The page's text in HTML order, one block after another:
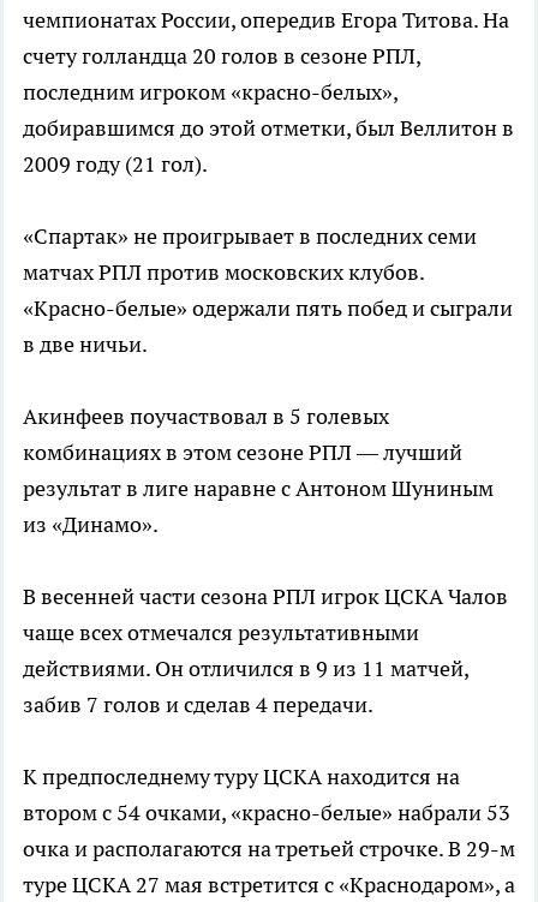
чемпионатах России, опередив Егора Титова. На
счету голландца 20 голов в сезоне РПЛ,
последним игроком «красно-белых»,
добиравшимся до этой отметки, был Веллитон в
2009 году (21 гол).
«Спартак» не проигрывает в последних семи
матчах РПЛ против московских клубов.
«Красно-белые» одержали пять побед и сыграли
в две ничьи.
Акинфеев поучаствовал в 5 голевых
комбинациях в этом сезоне РПЛ — лучший
результат в лиге наравне с Антоном Шуниным
из «Динамо».
В весенней части сезона РПЛ игрок ЦСКА Чалов
чаще всех отмечался результативными
действиями. Он отличился в 9 из 11 матчей,
забив 7 голов и сделав 4 передачи.
К предпоследнему туру ЦСКА находится на
втором с 54 очками, «красно-белые» набрали 53
очка и располагаются на третьей строчке. В 29-м
туре ЦСКА 27 мая встретится с «Краснодаром», а